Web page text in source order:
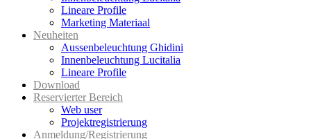
Lineare Profile
Marketing Materiaal
Neuheiten
Aussenbeleuchtung Ghidini
Innenbeleuchtung Lucitalia
Lineare Profile
Download
Reservierter Bereich
Web user
Projektregistrierung
Anmeldung/Registrierung